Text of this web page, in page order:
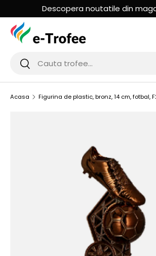
MERGI LA CONTINUT
Descopera noutatile din
Cauta
Cauta
Acasa Figurina de plastic, bronz, 14 cm, fotbal,